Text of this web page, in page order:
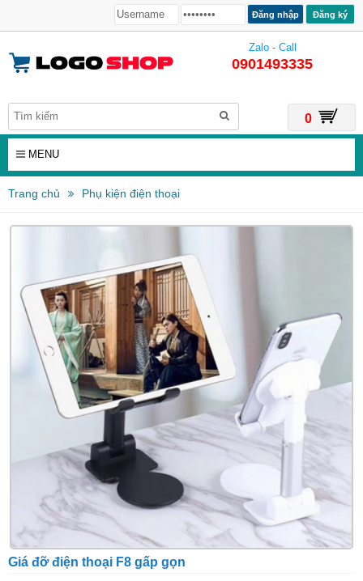
Đăng ký
Zalo - Call
0901493335
0
MENU
Trang chủ Phụ kiện điện thoại
Giá đỡ điện thoại F8 gấp gọn